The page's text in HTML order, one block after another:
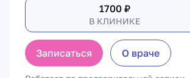
1700 ₽
В КЛИНИКЕ
Записаться О враче